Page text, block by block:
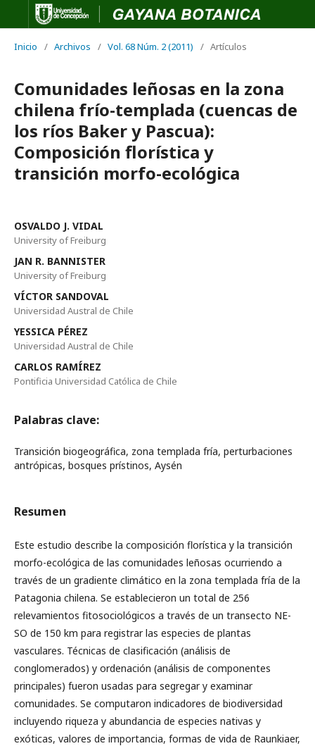
Inicio / Archivos / Vol. 68 Núm. 2 (2011) / Artículos
Comunidades leñosas en la zona
chilena frío-templada (cuencas de
los ríos Baker y Pascua):
Composición florística y
transición morfo-ecológica
OSVALDO J. VIDAL
University of Freiburg
JAN R. BANNISTER
University of Freiburg
VÍCTOR SANDOVAL
Universidad Austral de Chile
YESSICA PÉREZ
Universidad Austral de Chile
CARLOS RAMÍREZ
Pontificia Universidad Católica de Chile
Palabras clave:
Transición biogeográfica, zona templada fría, perturbaciones
antrópicas, bosques prístinos, Aysén
Resumen
Este estudio describe la composición florística y la transición
morfo-ecológica de las comunidades leñosas ocurriendo a
través de un gradiente climático en la zona templada fría de la
Patagonia chilena. Se establecieron un total de 256
relevamientos fitosociológicos a través de un transecto NE-
SO de 150 km para registrar las especies de plantas
vasculares. Técnicas de clasificación (análisis de
conglomerados) y ordenación (análisis de componentes
principales) fueron usadas para segregar y examinar
comunidades. Se computaron indicadores de biodiversidad
incluyendo riqueza y abundancia de especies nativas y
exóticas, valores de importancia, formas de vida de Raunkiaer,